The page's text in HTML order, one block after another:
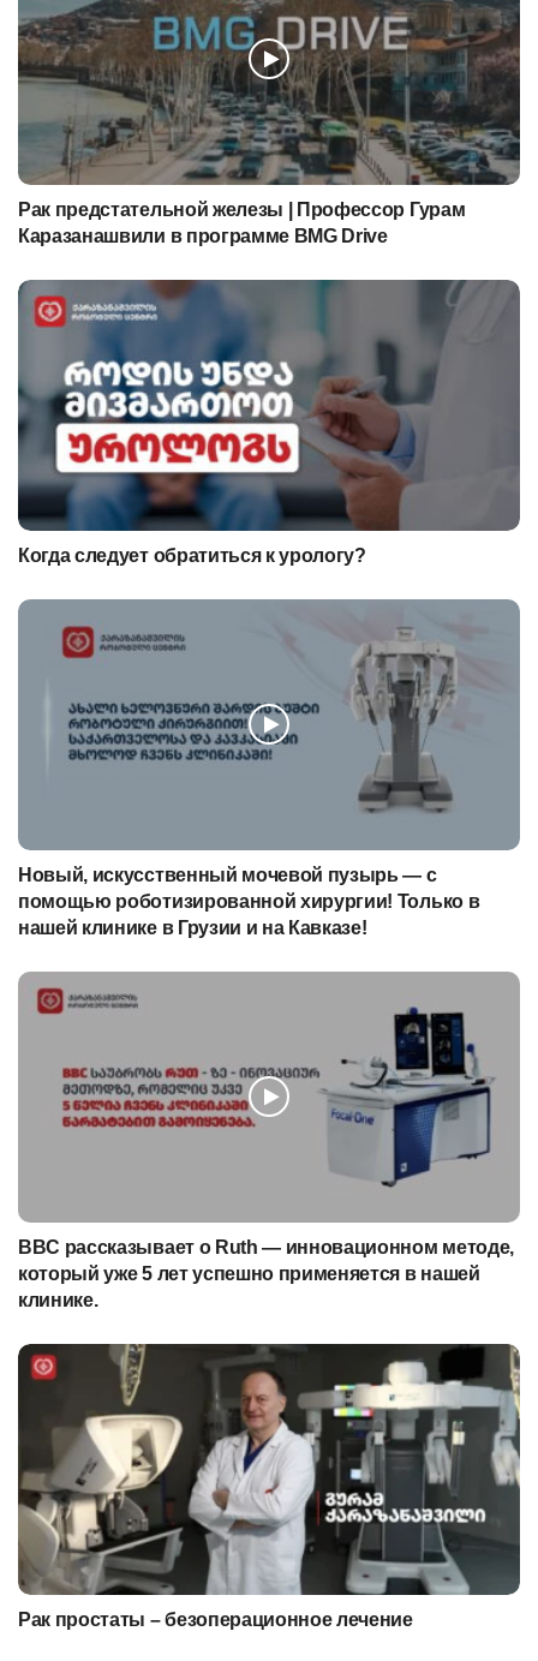
Рак предстательной железы | Профессор Гурам
Каразанашвили в программе BMG Drive
Когда следует обратиться к урологу?
Новый, искусственный мочевой пузырь — с
помощью роботизированной хирургии! Только в
нашей клинике в Грузии и на Кавказе!
BBC рассказывает о Ruth — инновационном методе,
который уже 5 лет успешно применяется в нашей
клинике.
Рак простаты – безоперационное лечение